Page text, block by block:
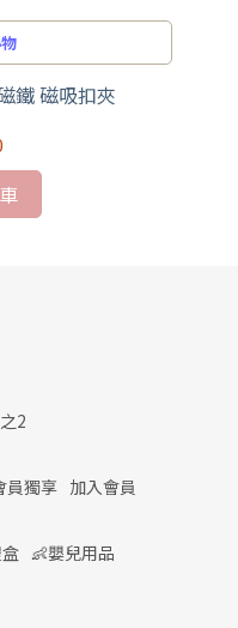
鐵 磁吸扣夾
2
員獨享 加入會員
👶嬰兒用品